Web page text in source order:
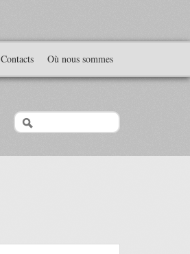
Contacts Où nous sommes